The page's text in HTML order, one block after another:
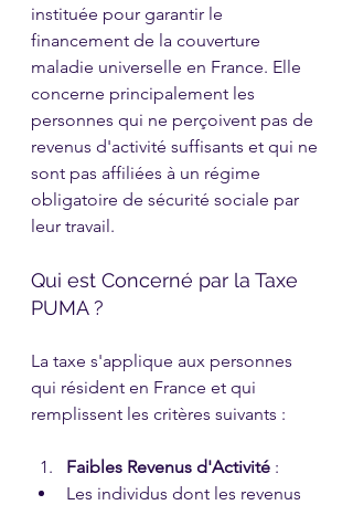
instituée pour garantir le
financement de la couverture
maladie universelle en France. Elle
concerne principalement les
personnes qui ne perçoivent pas de
revenus d'activité suffisants et qui ne
sont pas affiliées à un régime
obligatoire de sécurité sociale par
leur travail.
Qui est Concerné par la Taxe
PUMA ?
La taxe s'applique aux personnes
qui résident en France et qui
remplissent les critères suivants :
Faibles Revenus d'Activité :
Les individus dont les revenus